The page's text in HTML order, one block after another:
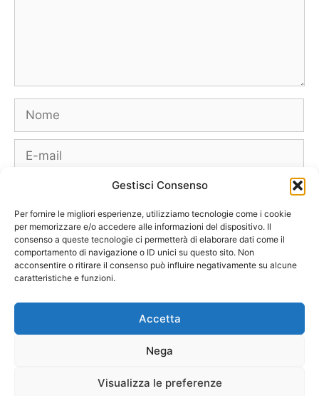
Gestisci Consenso
Per fornire le migliori esperienze, utilizziamo tecnologie come i cookie
per memorizzare e/o accedere alle informazioni del dispositivo. Il
consenso a queste tecnologie ci permetterà di elaborare dati come il
comportamento di navigazione o ID unici su questo sito. Non
acconsentire o ritirare il consenso può influire negativamente su alcune
caratteristiche e funzioni.
Accetta
Nega
Visualizza le preferenze
Nome
E-
mail
web
Tutte le Marche e Designer
[Newsletter]